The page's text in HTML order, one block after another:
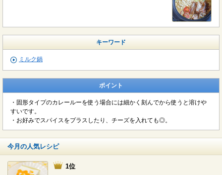
キーワード
ミルク鍋
ポイント
・固形タイプのカレールーを使う場合には細かく刻んでから使うと溶けや
すいです。
・お好みでスパイスをプラスしたり、チーズを入れても◎。
今月の人気レシピ
1位